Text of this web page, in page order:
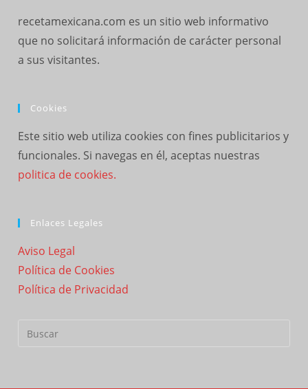
recetamexicana.com es un sitio web informativo
que no solicitará información de carácter personal
a sus visitantes.
Cookies
Este sitio web utiliza cookies con fines publicitarios y
funcionales. Si navegas en él, aceptas nuestras
politica de cookies.
Enlaces Legales
Aviso Legal
Política de Cookies
Política de Privacidad
Buscar: